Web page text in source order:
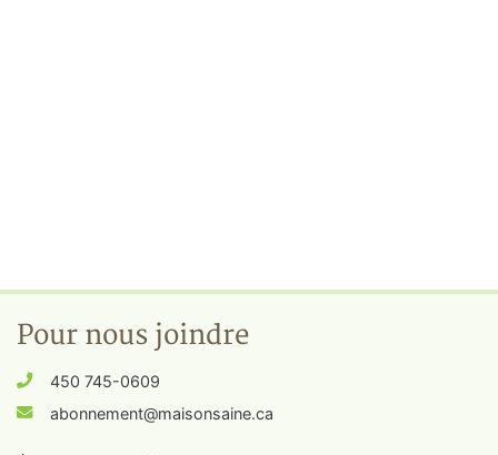
Pour nous joindre
450 745-0609
abonnement@maisonsaine.ca